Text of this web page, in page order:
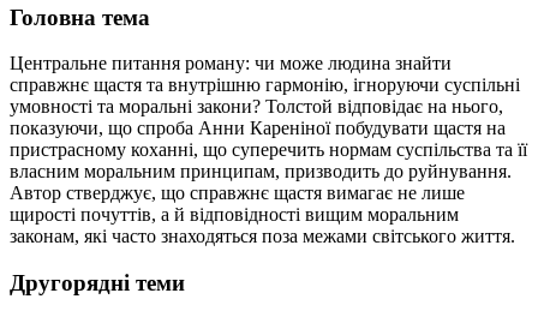
Головна тема
Центральне питання роману: чи може людина знайти
справжнє щастя та внутрішню гармонію, ігноруючи суспільні
умовності та моральні закони? Толстой відповідає на нього,
показуючи, що спроба Анни Кареніної побудувати щастя на
пристрасному коханні, що суперечить нормам суспільства та її
власним моральним принципам, призводить до руйнування.
Автор стверджує, що справжнє щастя вимагає не лише
щирості почуттів, а й відповідності вищим моральним
законам, які часто знаходяться поза межами світського життя.
Другорядні теми